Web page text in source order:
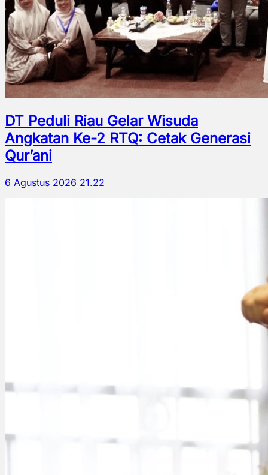
DT Peduli Riau Gelar Wisuda
Angkatan Ke-2 RTQ: Cetak Generasi
Qur’ani
6 Agustus 2026 21.22